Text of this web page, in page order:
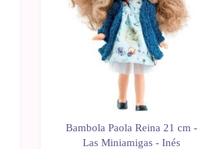
Bambola Paola Reina 21 cm -
Las Miniamigas - Inés